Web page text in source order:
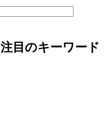
注目のキーワード